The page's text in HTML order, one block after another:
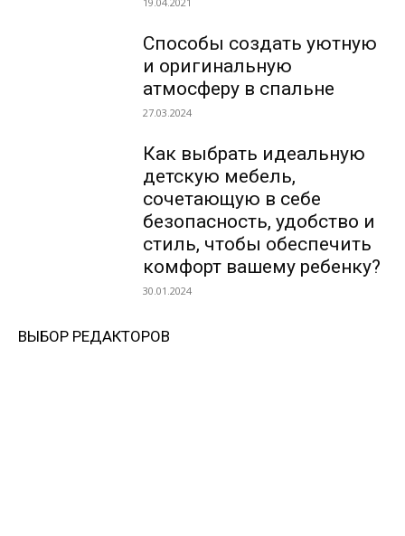
Способы создать уютную
и оригинальную
атмосферу в спальне
27.03.2024
Как выбрать идеальную
детскую мебель,
сочетающую в себе
безопасность, удобство и
стиль, чтобы обеспечить
комфорт вашему ребенку?
30.01.2024
ВЫБОР РЕДАКТОРОВ